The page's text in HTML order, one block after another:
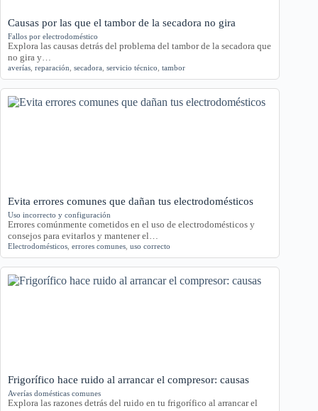
Causas por las que el tambor de la secadora no gira
Fallos por electrodoméstico
Explora las causas detrás del problema del tambor de la secadora que
no gira y…
averías reparación secadora servicio técnico tambor
Evita errores comunes que dañan tus electrodomésticos
Uso incorrecto y configuración
Errores comúnmente cometidos en el uso de electrodomésticos y
consejos para evitarlos y mantener el…
Electrodomésticos errores comunes uso correcto
Frigorífico hace ruido al arrancar el compresor: causas
Averías domésticas comunes
Explora las razones detrás del ruido en tu frigorífico al arrancar el